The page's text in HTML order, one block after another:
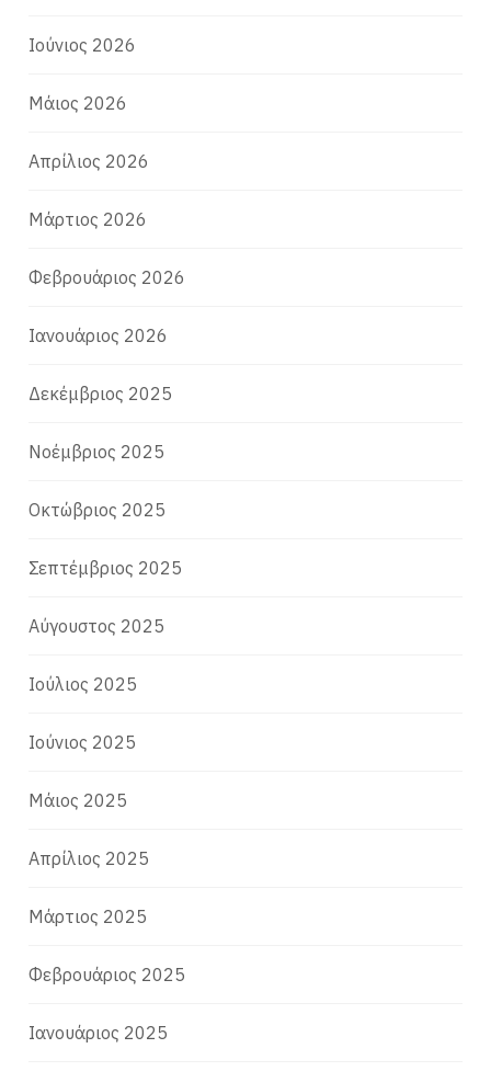
Ιούνιος 2026
Μάιος 2026
Απρίλιος 2026
Μάρτιος 2026
Φεβρουάριος 2026
Ιανουάριος 2026
Δεκέμβριος 2025
Νοέμβριος 2025
Οκτώβριος 2025
Σεπτέμβριος 2025
Αύγουστος 2025
Ιούλιος 2025
Ιούνιος 2025
Μάιος 2025
Απρίλιος 2025
Μάρτιος 2025
Φεβρουάριος 2025
Ιανουάριος 2025